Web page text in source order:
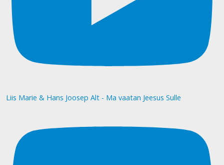
Liis Marie & Hans Joosep Alt - Ma vaatan Jeesus Sulle